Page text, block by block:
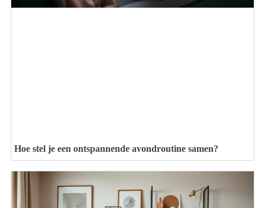
Hoe stel je een ontspannende avondroutine samen?